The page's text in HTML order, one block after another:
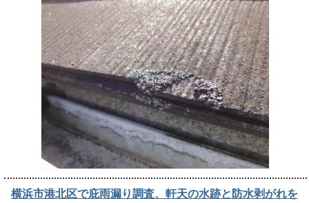
横浜市港北区で庇雨漏り調査、軒天の水跡と防水剥がれを